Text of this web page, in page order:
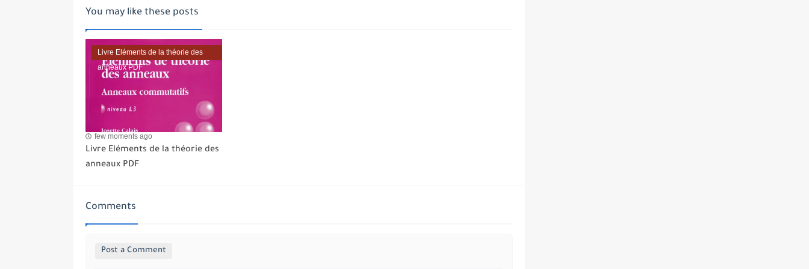
You may like these posts
Livre Eléments de la théorie des
anneaux PDF
few moments ago
Livre Eléments de la théorie des
anneaux PDF
Comments
Post a Comment